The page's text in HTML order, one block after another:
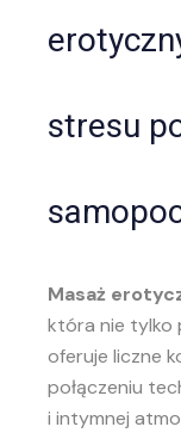
stresu
Masaż
która nie tylko
oferuje liczne
połączeniu
i intymnej